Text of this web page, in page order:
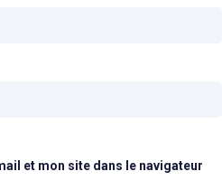
et mon site dans le navigateur